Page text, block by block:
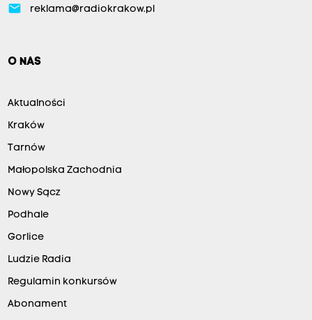
email reklama@radiokrakow.pl
O NAS
Aktualności
Kraków
Tarnów
Małopolska Zachodnia
Nowy Sącz
Podhale
Gorlice
Ludzie Radia
Regulamin konkursów
Abonament